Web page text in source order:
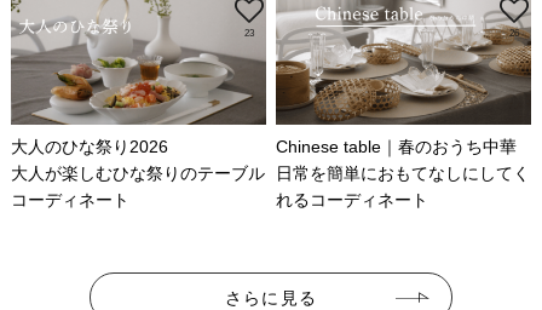
23
大人のひな祭り2026
大人が楽しむひな祭りのテーブル
コーディネート
26
Chinese table｜春のおうち中華
日常を簡単におもてなしにしてく
れるコーディネート
さらに見る